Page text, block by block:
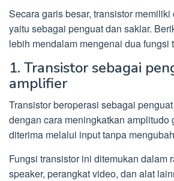
Secara garis besar, transistor memiliki
yaitu sebagai penguat dan saklar.
lebih mendalam mengenai dua fungsi
1. Transistor sebagai
amplifier
Transistor beroperasi sebagai
dengan cara meningkatkan amplitudo
diterima melalui input tanpa
Fungsi transistor ini ditemukan dalam
speaker, perangkat video, dan alat